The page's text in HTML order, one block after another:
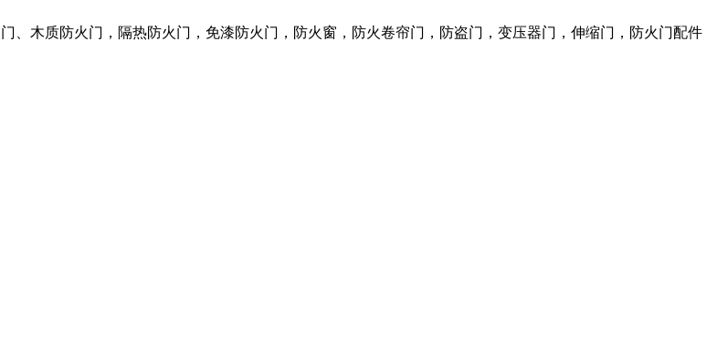
、木质防火门，隔热防火门，免漆防火门，防火窗，防火卷帘门，防盗门，变压器门，伸缩门，防火门配件